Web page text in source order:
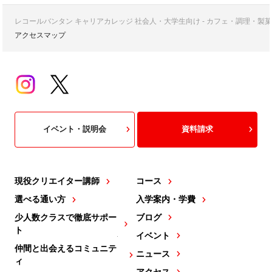
レコールバンタン キャリアカレッジ 社会人・大学生向け - カフェ・調理・製
アクセスマップ
現役クリエイター講師
選べる通い方
少人数クラスで徹底サポー
ト
仲間と出会えるコミュニテ
ィ
コース
入学案内・学費
ブログ
イベント
ニュース
イベント・説明会 資料請求